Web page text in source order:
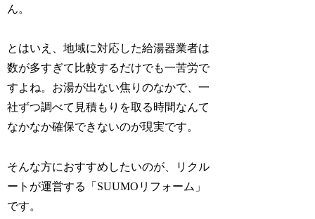
ん。
とはいえ、地域に対応した給湯器業者は
数が多すぎて比較するだけでも一苦労で
すよね。お湯が出ない焦りのなかで、一
社ずつ調べて見積もりを取る時間なんて
なかなか確保できないのが現実です。
そんな方におすすめしたいのが、リクル
ートが運営する「SUUMOリフォーム」
です。